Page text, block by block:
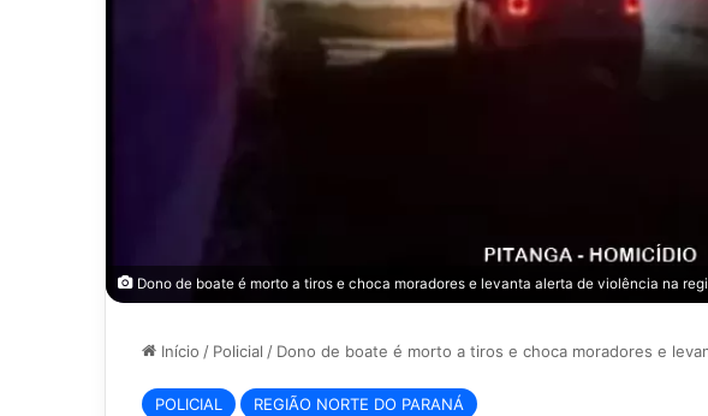
Dono de boate é morto a tiros e choca moradores e levanta alerta de violência na
Início / Policial / Dono de boate é morto a tiros e choca moradores e
POLICIAL REGIÃO NORTE DO PARANÁ